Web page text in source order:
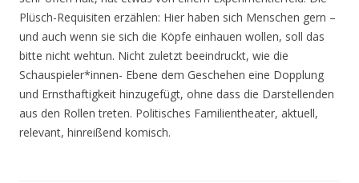
Plüsch-Requisiten erzählen: Hier haben sich Menschen gern –
und auch wenn sie sich die Köpfe einhauen wollen, soll das
bitte nicht wehtun. Nicht zuletzt beeindruckt, wie die
Schauspieler*innen- Ebene dem Geschehen eine Dopplung
und Ernsthaftigkeit hinzugefügt, ohne dass die Darstellenden
aus den Rollen treten. Politisches Familientheater, aktuell,
relevant, hinreißend komisch.